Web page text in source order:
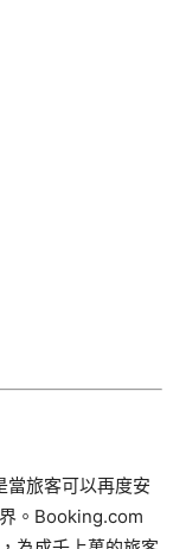
旅客可以再度安
。Booking.com